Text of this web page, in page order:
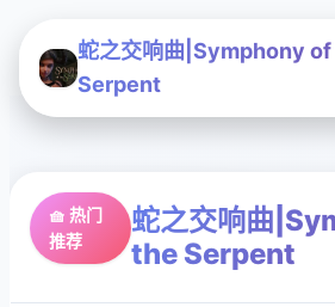
蛇之交响曲|Symphony
Serpent
🧺 热门
推荐
蛇之交响曲
the Serpent